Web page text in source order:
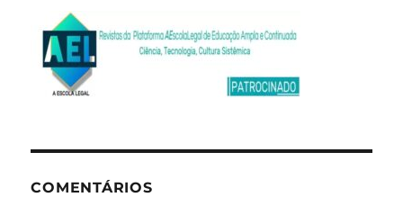
COMENTÁRIOS